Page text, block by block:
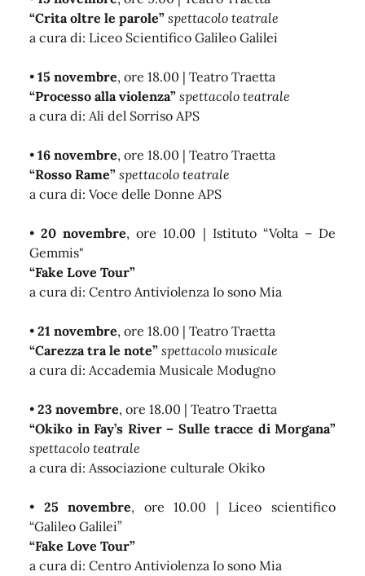
“Crita oltre le parole” spettacolo teatrale
a cura di: Liceo Scientifico Galileo Galilei
• 15 novembre, ore 18.00 | Teatro Traetta
“Processo alla violenza” spettacolo teatrale
a cura di: Ali del Sorriso APS
• 16 novembre, ore 18.00 | Teatro Traetta
“Rosso Rame” spettacolo teatrale
a cura di: Voce delle Donne APS
•20 novembre, ore 10.00 | Istituto “Volta – De
Gemmis"
“Fake Love Tour”
a cura di: Centro Antiviolenza Io sono Mia
• 21 novembre, ore 18.00 | Teatro Traetta
“Carezza tra le note” spettacolo musicale
a cura di: Accademia Musicale Modugno
• 23 novembre, ore 18.00 | Teatro Traetta
“Okiko in Fay’s River – Sulle tracce di Morgana”
spettacolo teatrale
a cura di: Associazione culturale Okiko
• 25 novembre, ore 10.00 | Liceo scientifico
“Galileo Galilei”
“Fake Love Tour”
a cura di: Centro Antiviolenza Io sono Mia